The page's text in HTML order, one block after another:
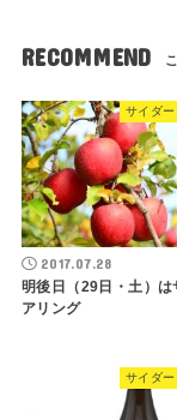
RECOMMEND
サイダー
2017.07.28
明後日（29日・土）は
アリング
サイダー